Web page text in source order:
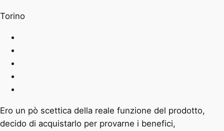
Torino
Ero un pò scettica della reale funzione del prodotto,
decido di acquistarlo per provarne i benefici,